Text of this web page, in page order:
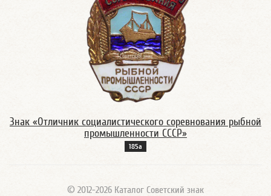
Знак «Отличник социалистического соревнования рыбной
промышленности СССР»
185а
© 2012-2026 Каталог Советский знак